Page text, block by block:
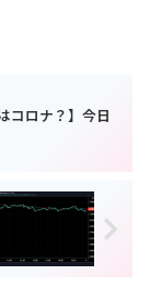
コロナ？】今日